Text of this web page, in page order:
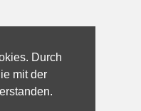
Durch
mit der